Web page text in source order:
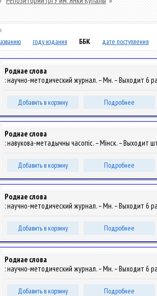
году издания ББК дате поступления
Роднае слова
: научно-методический журнал. – Мн. – Выходит 6
Добавить в корзину Подробнее
Роднае слова
: навукова-метадычны часопіс. – Мінск. – Выходит
Добавить в корзину Подробнее
Роднае слова
: научно-методический журнал. – Мн. – Выходит 6
Добавить в корзину Подробнее
Роднае слова
: научно-методический журнал. – Мн. – Выходит 6
Добавить в корзину Подробнее